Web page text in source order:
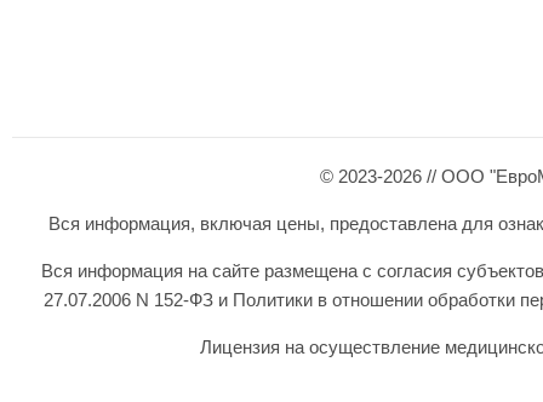
© 2023-2026 // ООО
Вся информация, включая цены, предоставлена для
Вся информация на сайте размещена с согласия
27.07.2006 N 152-ФЗ и Политики в отношении обработки
Лицензия на осуществление